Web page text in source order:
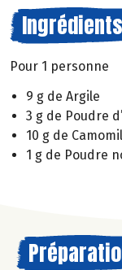
Ingrédients
Pour 1 personne
9 g de Argile
3 g de Poudre
10 g de
1 g de Poudre